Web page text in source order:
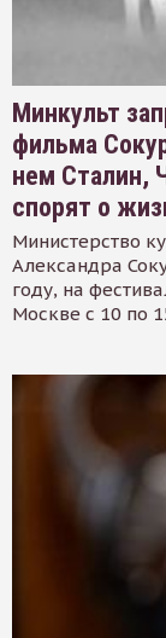
Минкульт
фильма
нем Сталин,
спорят о
Министерство
Александра
году, на
Москве с 10 по